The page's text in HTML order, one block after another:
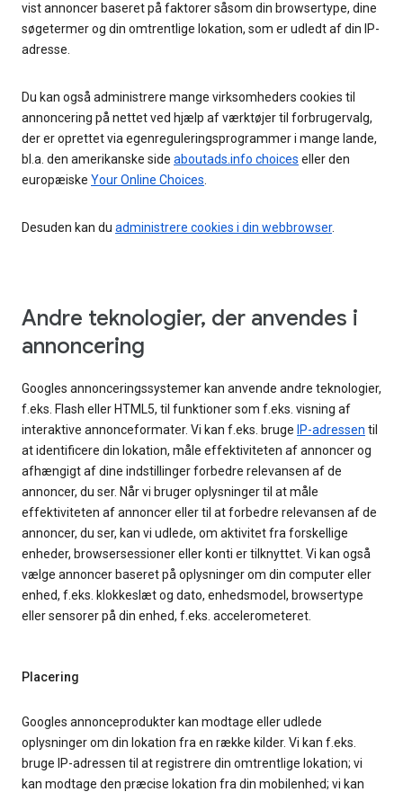
vist annoncer baseret på faktorer såsom din browsertype, dine
søgetermer og din omtrentlige lokation, som er udledt af din IP-
adresse.
Du kan også administrere mange virksomheders cookies til
annoncering på nettet ved hjælp af værktøjer til forbrugervalg,
der er oprettet via egenreguleringsprogrammer i mange lande,
bl.a. den amerikanske side aboutads.info choices eller den
europæiske Your Online Choices.
Desuden kan du administrere cookies i din webbrowser.
Andre teknologier, der anvendes i
annoncering
Googles annonceringssystemer kan anvende andre teknologier,
f.eks. Flash eller HTML5, til funktioner som f.eks. visning af
interaktive annonceformater. Vi kan f.eks. bruge IP-adressen til
at identificere din lokation, måle effektiviteten af annoncer og
afhængigt af dine indstillinger forbedre relevansen af de
annoncer, du ser. Når vi bruger oplysninger til at måle
effektiviteten af annoncer eller til at forbedre relevansen af de
annoncer, du ser, kan vi udlede, om aktivitet fra forskellige
enheder, browsersessioner eller konti er tilknyttet. Vi kan også
vælge annoncer baseret på oplysninger om din computer eller
enhed, f.eks. klokkeslæt og dato, enhedsmodel, browsertype
eller sensorer på din enhed, f.eks. accelerometeret.
Placering
Googles annonceprodukter kan modtage eller udlede
oplysninger om din lokation fra en række kilder. Vi kan f.eks.
bruge IP-adressen til at registrere din omtrentlige lokation; vi
kan modtage den præcise lokation fra din mobilenhed; vi kan